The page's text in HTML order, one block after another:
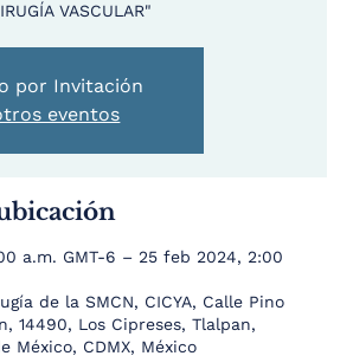
VASCULAR"
por Invitación
eventos
a.m. GMT-6 – 25 feb 2024, 2:00
de la SMCN, CICYA, Calle Pino
14490, Los Cipreses, Tlalpan,
México, CDMX, México